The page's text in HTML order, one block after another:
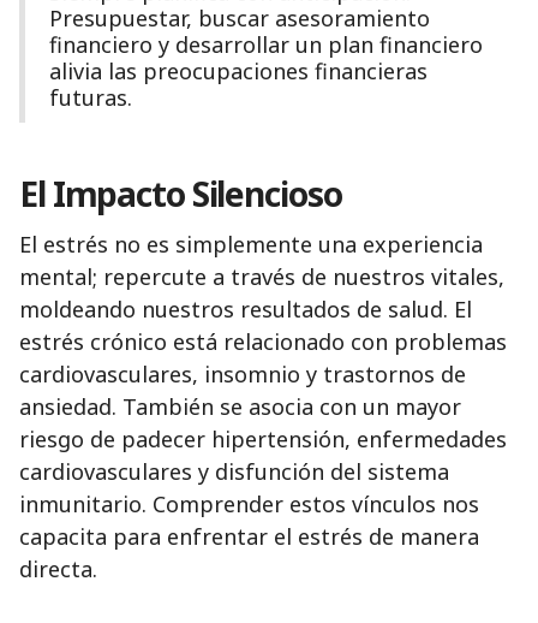
Presupuestar, buscar asesoramiento
financiero y desarrollar un plan financiero
alivia las preocupaciones financieras
futuras.
El Impacto Silencioso
El estrés no es simplemente una experiencia
mental; repercute a través de nuestros vitales,
moldeando nuestros resultados de salud. El
estrés crónico está relacionado con problemas
cardiovasculares, insomnio y trastornos de
ansiedad. También se asocia con un mayor
riesgo de padecer hipertensión, enfermedades
cardiovasculares y disfunción del sistema
inmunitario. Comprender estos vínculos nos
capacita para enfrentar el estrés de manera
directa.